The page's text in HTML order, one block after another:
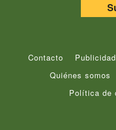
Contacto Publicidad
Quiénes somos
Política de